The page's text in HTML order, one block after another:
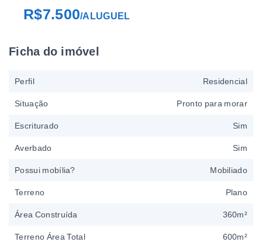
R$7.500/ALUGUEL
Ficha do imóvel
Perfil Residencial
Situação Pronto para morar
Escriturado Sim
Averbado Sim
Possui mobília? Mobiliado
Terreno Plano
Área Construída 360m²
Terreno Área Total 600m²